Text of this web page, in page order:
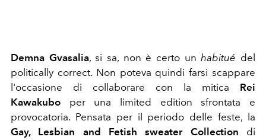
Demna Gvasalia, si sa, non è certo unhabitué del
politically correct. Non poteva quindi farsi scappare
l'occasione di collaborare con la mitica Rei
Kawakubo per una limited edition sfrontata e
provocatoria. Pensata per il periodo delle feste, la
Gay, Lesbian and Fetish sweater Collection di